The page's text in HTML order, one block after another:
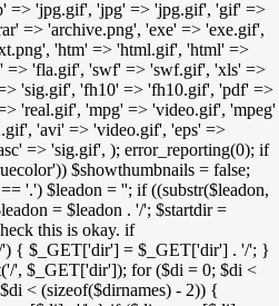
=> 'jpg.gif', 'jpg' => 'jpg.gif', 'gif' =>
=> 'archive.png', 'exe' => 'exe.gif',
'htm' => 'html.gif', 'html' =>
=> 'fla.gif', 'swf' => 'swf.gif', 'xls' =>
'sig.gif', 'fh10' => 'fh10.gif', 'pdf' =>
'real.gif', 'mpg' => 'video.gif', 'mpeg'
'avi' => 'video.gif', 'eps' =>
=> 'sig.gif', ); error_reporting(0); if
$showthumbnails = false;
'.') $leadon = ''; if ((substr($leadon,
= $leadon . '/'; $startdir =
this is okay. if
{ $_GET['dir'] = $_GET['dir'] . '/'; }
', $_GET['dir']); for ($di = 0; $di <
< (sizeof($dirnames) - 2)) {